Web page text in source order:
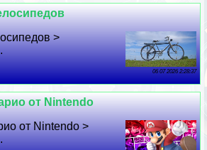
>
06 07 2026 2:28:37
от Nintendo
от Nintendo >